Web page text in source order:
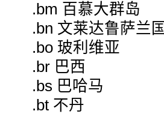
.bm 百慕大群岛
.bn 文莱达鲁萨兰国
.bo 玻利维亚
.br 巴西
.bs 巴哈马
.bt 不丹